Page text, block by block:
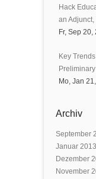
Hack
an
Fr, Sep 20,
Key
Mo, Jan
Archiv
September
Januar 2013
Dezember
November